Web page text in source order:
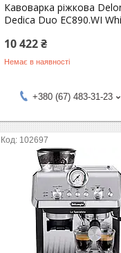
Кавоварка ріжкова
Dedica Duo EC890.WI
10 422 ₴
Немає в наявності
+380 (67) 483-31-23
102697